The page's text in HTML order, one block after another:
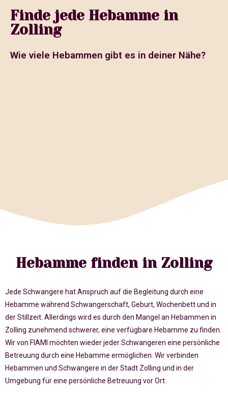
Finde jede Hebamme in
Zolling
Wie viele Hebammen gibt es in deiner Nähe?
Hebamme finden in Zolling
Jede Schwangere hat Anspruch auf die Begleitung durch eine
Hebamme während Schwangerschaft, Geburt, Wochenbett und in
der Stillzeit. Allerdings wird es durch den Mangel an Hebammen in
Zolling zunehmend schwerer, eine verfügbare Hebamme zu finden.
Wir von FIAMI möchten wieder jeder Schwangeren eine persönliche
Betreuung durch eine Hebamme ermöglichen. Wir verbinden
Hebammen und Schwangere in der Stadt Zolling und in der
Umgebung für eine persönliche Betreuung vor Ort.